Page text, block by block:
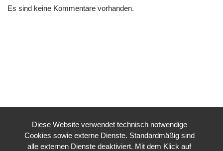
Es sind keine Kommentare vorhanden.
Diese Website verwendet technisch notwendige
Cookies sowie externe Dienste. Standardmäßig sind
alle externen Dienste deaktiviert. Mit dem Klick auf